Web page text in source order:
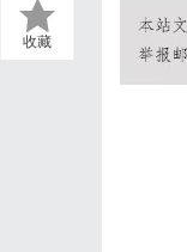
收藏